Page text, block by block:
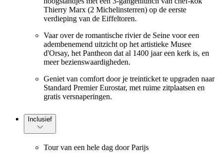
Thierry Marx (2 Michelinsterren) op de eerste
verdieping van de Eiffeltoren.
Vaar over de romantische rivier de Seine voor een
adembenemend uitzicht op het artistieke Musee
d'Orsay, het Pantheon dat al 1400 jaar een kerk is, en
meer bezienswaardigheden.
Geniet van comfort door je treinticket te upgraden naar
Standard Premier Eurostar, met ruime zitplaatsen en
gratis versnaperingen.
Inclusief
Tour van een hele dag door Parijs